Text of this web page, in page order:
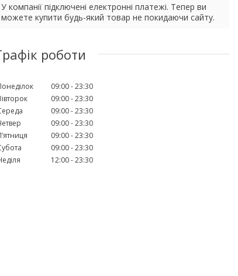
У компанії підключені електронні платежі. Тепер ви
можете купити будь-який товар не покидаючи сайту.
роботи
09:00 23:30
09:00 23:30
09:00 23:30
09:00 23:30
09:00 23:30
09:00 23:30
12:00 23:30